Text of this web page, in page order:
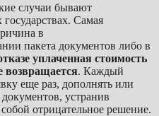
случаи бывают
Самая
в
пакета документов либо в
уплаченная стоимость
возвращается. Каждый
еще раз, дополнять или
устранив
отрицательное решение.